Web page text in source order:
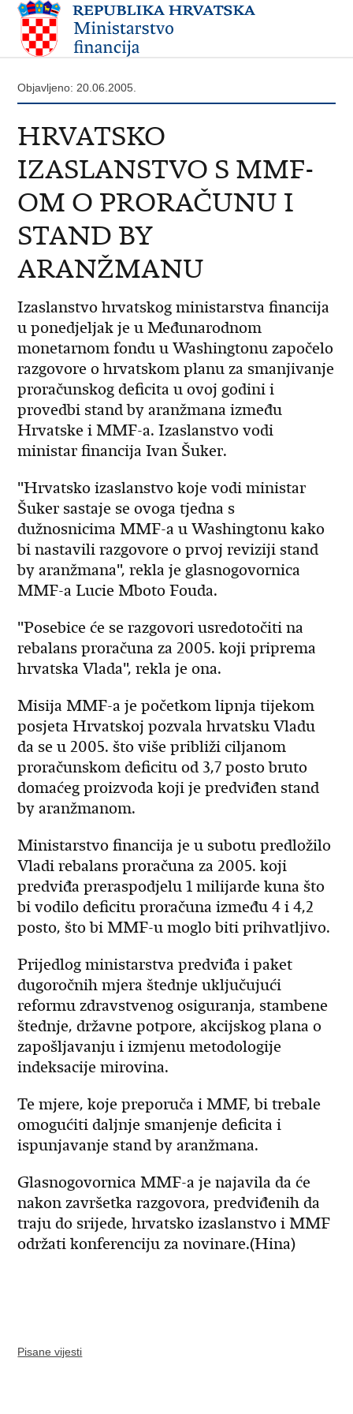
Objavljeno: 20.06.2005.
HRVATSKO
IZASLANSTVO S MMF-
OM O PRORAČUNU I
STAND BY
ARANŽMANU
Izaslanstvo hrvatskog ministarstva financija
u ponedjeljak je u Međunarodnom
monetarnom fondu u Washingtonu započelo
razgovore o hrvatskom planu za smanjivanje
proračunskog deficita u ovoj godini i
provedbi stand by aranžmana između
Hrvatske i MMF-a. Izaslanstvo vodi
ministar financija Ivan Šuker.
"Hrvatsko izaslanstvo koje vodi ministar
Šuker sastaje se ovoga tjedna s
dužnosnicima MMF-a u Washingtonu kako
bi nastavili razgovore o prvoj reviziji stand
by aranžmana", rekla je glasnogovornica
MMF-a Lucie Mboto Fouda.
"Posebice će se razgovori usredotočiti na
rebalans proračuna za 2005. koji priprema
hrvatska Vlada", rekla je ona.
Misija MMF-a je početkom lipnja tijekom
posjeta Hrvatskoj pozvala hrvatsku Vladu
da se u 2005. što više približi ciljanom
proračunskom deficitu od 3,7 posto bruto
domaćeg proizvoda koji je predviđen stand
by aranžmanom.
Ministarstvo financija je u subotu predložilo
Vladi rebalans proračuna za 2005. koji
predviđa preraspodjelu 1 milijarde kuna što
bi vodilo deficitu proračuna između 4 i 4,2
posto, što bi MMF-u moglo biti prihvatljivo.
Prijedlog ministarstva predviđa i paket
dugoročnih mjera štednje uključujući
reformu zdravstvenog osiguranja, stambene
štednje, državne potpore, akcijskog plana o
zapošljavanju i izmjenu metodologije
indeksacije mirovina.
Te mjere, koje preporuča i MMF, bi trebale
omogućiti daljnje smanjenje deficita i
ispunjavanje stand by aranžmana.
Glasnogovornica MMF-a je najavila da će
nakon završetka razgovora, predviđenih da
traju do srijede, hrvatsko izaslanstvo i MMF
održati konferenciju za novinare.(Hina)
Pisane vijesti